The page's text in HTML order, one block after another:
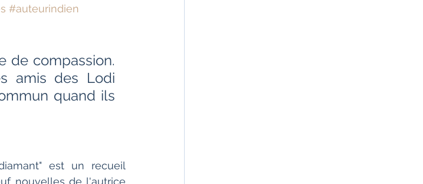
Littérature pendjabi
#auteurindien
de compassion.
amis des Lodi
quand ils
est un recueil
nouvelles de l'autrice